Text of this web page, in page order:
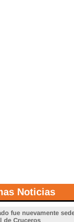
Noticias
fue nuevamente
de Cruceros